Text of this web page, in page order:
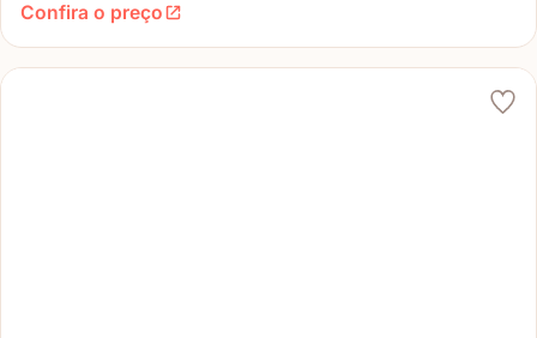
best seller.
Confira o preço